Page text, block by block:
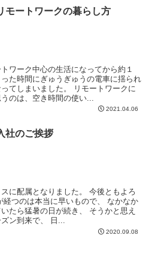
モートワークの暮らし方
ワーク中心の生活になってから約１
た時間にぎゅうぎゅうの電車に揺られ
てしまいました。 リモートワークに
のは、空き時間の使い...
2021.04.06
社のご挨拶
に配属となりました。 今後ともよろ
経つのは本当に早いもので、 なかなか
たら猛暑の日が続き、 そうかと思え
ン到来で、 日...
2020.09.08